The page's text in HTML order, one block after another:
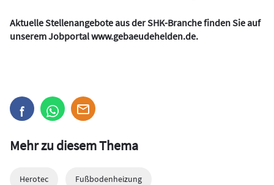
Aktuelle Stellenangebote aus der SHK-Branche finden Sie auf
unserem Jobportalwww.gebaeudehelden.de.
Mehr zu diesem Thema
Herotec Fußbodenheizung